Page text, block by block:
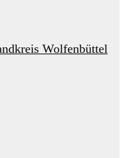
Wolfenbüttel